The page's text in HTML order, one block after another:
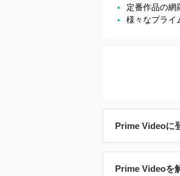
定番作品の網
様々なプライ
Prime Videoに
Prime Videoを